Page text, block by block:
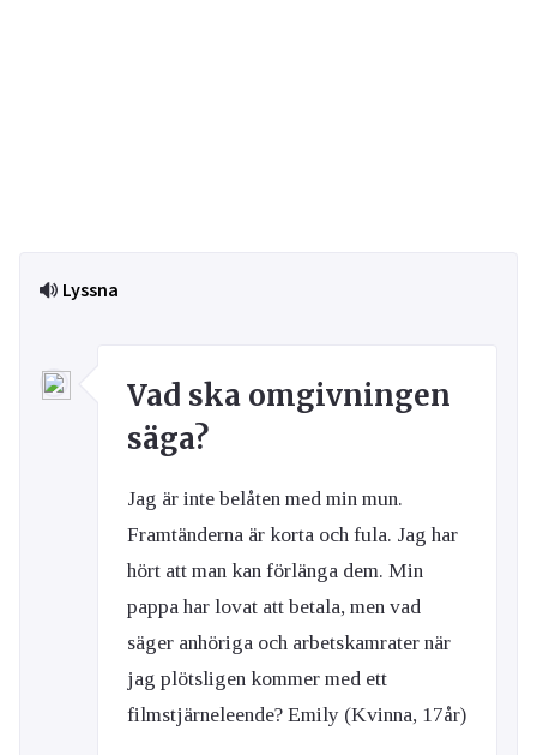
Lyssna
Vad ska omgivningen
säga?
Jag är inte belåten med min mun.
Framtänderna är korta och fula. Jag har
hört att man kan förlänga dem. Min
pappa har lovat att betala, men vad
säger anhöriga och arbetskamrater när
jag plötsligen kommer med ett
filmstjärneleende? Emily (Kvinna, 17år)